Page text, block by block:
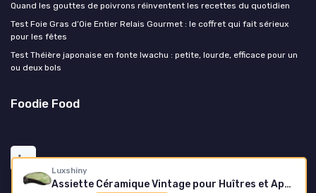
Luxshiny
Assiette Céramique Vintage pour Huîtres et Apéritifs
Quand les gouttes de poivrons réinventent les recettes du quotidien
Test Foie Gras d’Oie Entier Relais Gourmet : le coffret qui fait sérieux
pour les fêtes
Test Théière japonaise en fonte Iwachu : petite, lourde, efficace pour un
ou deux bols
Foodie Food